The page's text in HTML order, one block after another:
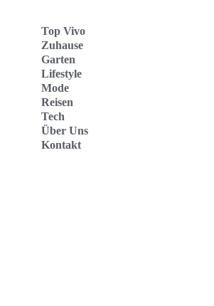
Top Vivo
Zuhause
Garten
Lifestyle
Mode
Reisen
Tech
Über Uns
Kontakt